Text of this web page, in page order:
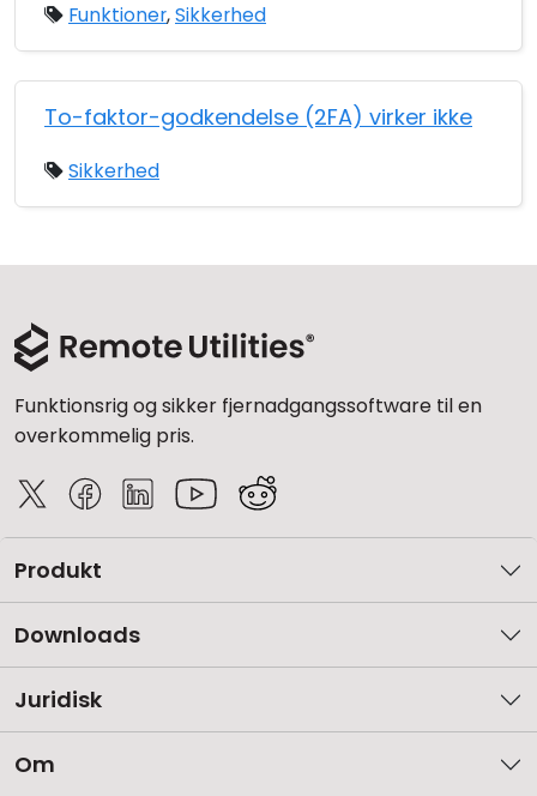
Funktioner,Sikkerhed
To-faktor-godkendelse (2FA) virker ikke
Sikkerhed
Funktionsrig og sikker fjernadgangssoftware til en
overkommelig pris.
Produkt
Downloads
Juridisk
Om